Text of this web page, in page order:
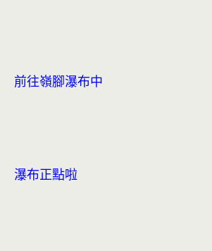
前往嶺腳瀑布中
瀑布正點啦